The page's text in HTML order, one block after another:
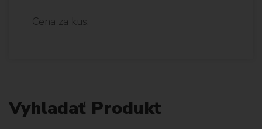
Cena za kus.
Vyhladať Produkt